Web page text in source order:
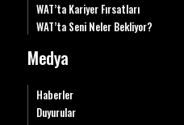
WAT’ta Kariyer Fırsatları
WAT’ta Seni Neler Bekliyor?
Medya
Haberler
Duyurular